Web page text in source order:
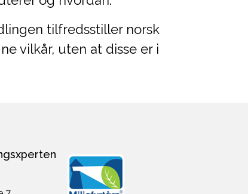
tilfredsstiller norsk
vilkår, uten at disse er i